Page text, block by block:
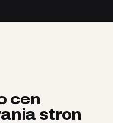
cen
stron